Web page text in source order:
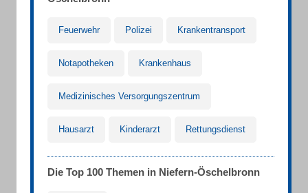
Feuerwehr Polizei Krankentransport
Notapotheken Krankenhaus
Medizinisches Versorgungszentrum
Hausarzt Kinderarzt Rettungsdienst
Die Top 100 Themen in Niefern-Öschelbronn